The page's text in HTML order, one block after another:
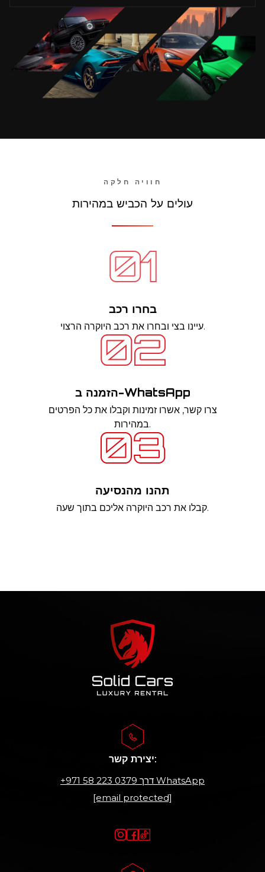
חוויה חלקה
עולים על הכביש במהירות
בחרו רכב
עיינו בצי ובחרו את רכב היוקרה הרצוי.
הזמנה ב-WhatsApp
צרו קשר, אשרו זמינות וקבלו את כל הפרטים
במהירות.
תהנו מהנסיעה
קבלו את רכב היוקרה אליכם בתוך שעה.
יצירת קשר:
+971 58 223 0379
דרך WhatsApp
[email protected]